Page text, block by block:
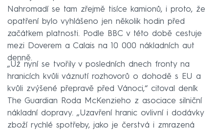
Nahromadí se tam zřejmě tisíce kamionů, i proto, že
opatření bylo vyhlášeno jen několik hodin před
začátkem platnosti. Podle BBC v této době cestuje
mezi Doverem a Calais na 10 000 nákladních aut
denně.
„Už nyní se tvořily v posledních dnech fronty na
hranicích kvůli váznutí rozhovorů o dohodě s EU a
kvůli zvýšené přepravě před Vánoci,“ citoval deník
The Guardian Roda McKenzieho z asociace silniční
nákladní dopravy. „Uzavření hranic ovlivní i dodávky
zboží rychlé spotřeby, jako je čerstvá i zmrazená